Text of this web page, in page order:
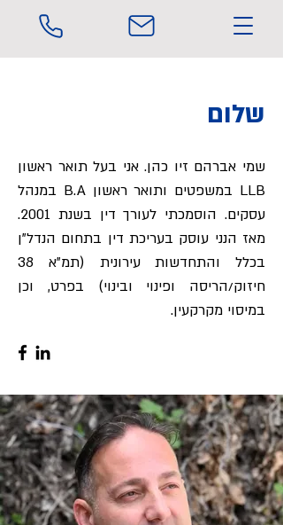
שלום
שמי אברהם זיו כהן. אני בעל תואר ראשון
LLB במשפטים ותואר ראשון B.A במנהל
עסקים. הוסמכתי לעורך דין בשנת 2001.
מאז הנני עוסק בעריכת דין בתחום הנדל"ן
בכלל והתחדשות עירונית (תמ"א 38
חיזוק/הריסה ופינוי ובינוי) בפרט, וכן
במיסוי מקרקעין.